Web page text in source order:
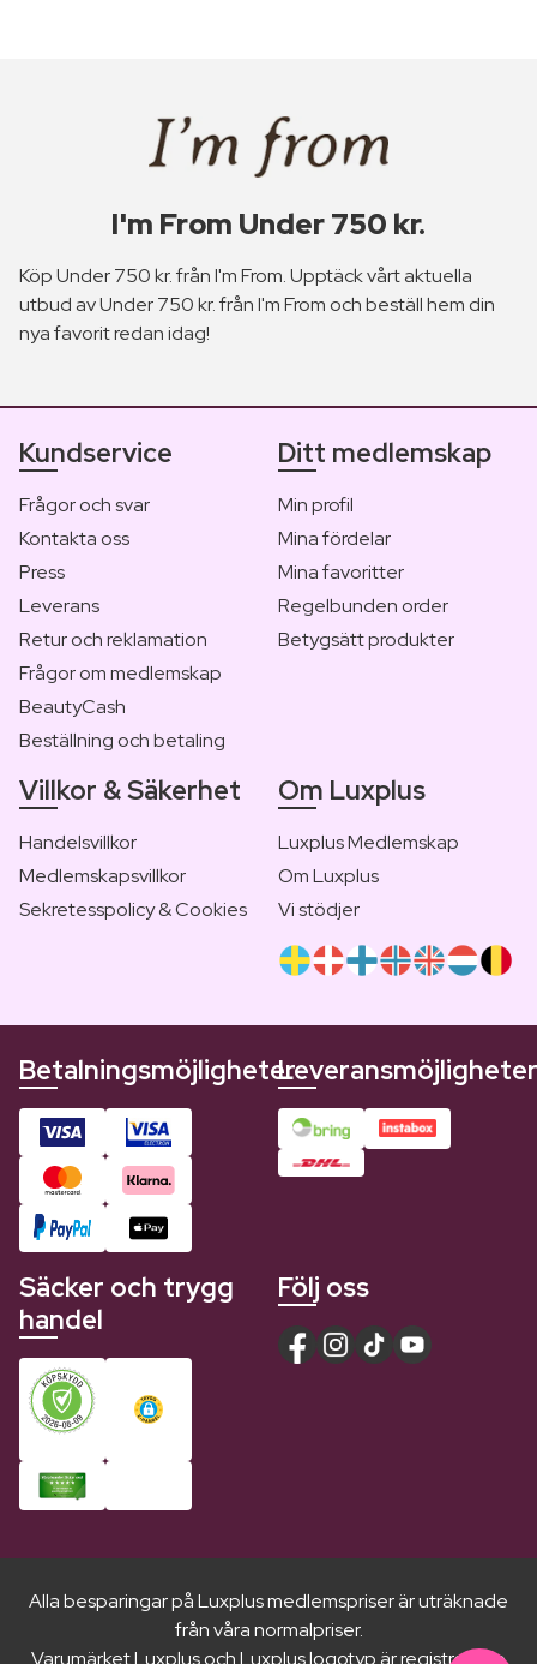
I'm From Under 750 kr.
Köp Under 750 kr. från I'm From. Upptäck vårt aktuella
utbud av Under 750 kr. från I'm From och beställ hem din
nya favorit redan idag!
Kundservice
Frågor och svar
Kontakta oss
Press
Leverans
Retur och reklamation
Frågor om medlemskap
BeautyCash
Beställning och betaling
Ditt medlemskap
Min profil
Mina fördelar
Mina favoritter
Regelbunden order
Betygsätt produkter
Villkor & Säkerhet
Handelsvillkor
Medlemskapsvillkor
Sekretesspolicy & Cookies
Om Luxplus
Luxplus Medlemskap
Om Luxplus
Vi stödjer
BetalningsmöjligheterLeveransmöjligheter
Säcker och trygg
handel
Följ oss
Alla besparingar på Luxplus medlemspriser är uträknade
från våra normalpriser.
Varumärket Luxplus och Luxplus logotyp är registrerade